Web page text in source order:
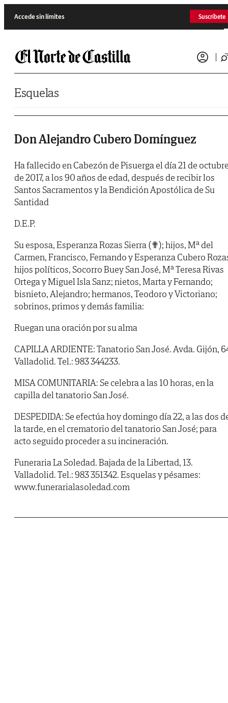
Accede sin límites Suscríbete
Esquelas
Don Alejandro Cubero Domínguez
Ha fallecido en Cabezón de Pisuerga el día 21 de
de 2017, a los 90 años de edad, después de recibir los
Santos Sacramentos y la Bendición Apostólica de Su
Santidad
D.E.P.
Su esposa, Esperanza Rozas Sierra (✟); hijos, Mª del
Carmen, Francisco, Fernando y Esperanza Cubero
hijos políticos, Socorro Buey San José, Mª Teresa Rivas
Ortega y Miguel Isla Sanz; nietos, Marta y Fernando;
bisnieto, Alejandro; hermanos, Teodoro y Victoriano;
sobrinos, primos y demás familia:
Ruegan una oración por su alma
CAPILLA ARDIENTE: Tanatorio San José. Avda. Gijón,
Valladolid. Tel.: 983 344233.
MISA COMUNITARIA: Se celebra a las 10 horas, en la
capilla del tanatorio San José.
DESPEDIDA: Se efectúa hoy domingo día 22, a las dos
la tarde, en el crematorio del tanatorio San José; para
acto seguido proceder a su incineración.
Funeraria La Soledad. Bajada de la Libertad, 13.
Valladolid. Tel.: 983 351342. Esquelas y pésames:
www.funerarialasoledad.com